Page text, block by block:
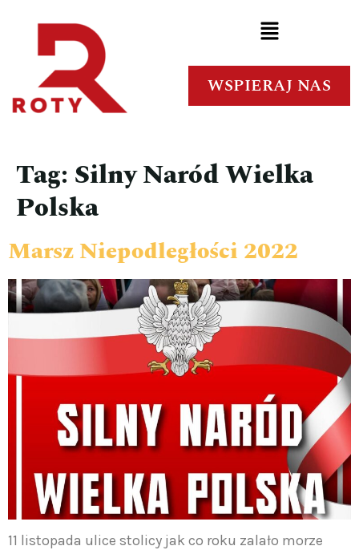
WSPIERAJ NAS
Tag: Silny Naród Wielka
Polska
Marsz Niepodległości 2022
11 listopada ulice stolicy jak co roku zalało morze